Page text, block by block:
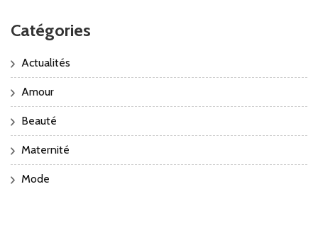
Catégories
Actualités
Amour
Beauté
Maternité
Mode